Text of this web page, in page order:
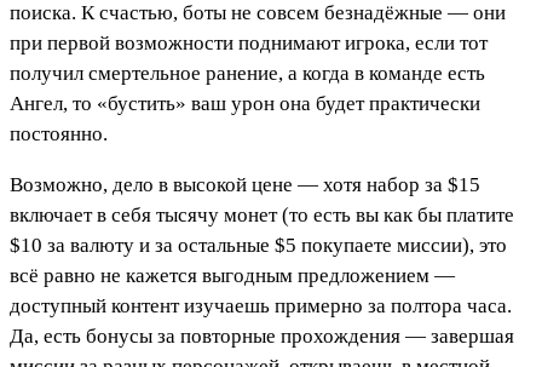
поиска. К счастью, боты не совсем безнадёжные — они
при первой возможности поднимают игрока, если тот
получил смертельное ранение, а когда в команде есть
Ангел, то «бустить» ваш урон она будет практически
постоянно.
Возможно, дело в высокой цене — хотя набор за $15
включает в себя тысячу монет (то есть вы как бы платите
$10 за валюту и за остальные $5 покупаете миссии), это
всё равно не кажется выгодным предложением —
доступный контент изучаешь примерно за полтора часа.
Да, есть бонусы за повторные прохождения — завершая